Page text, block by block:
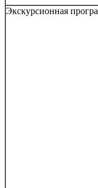
Экскурсионная